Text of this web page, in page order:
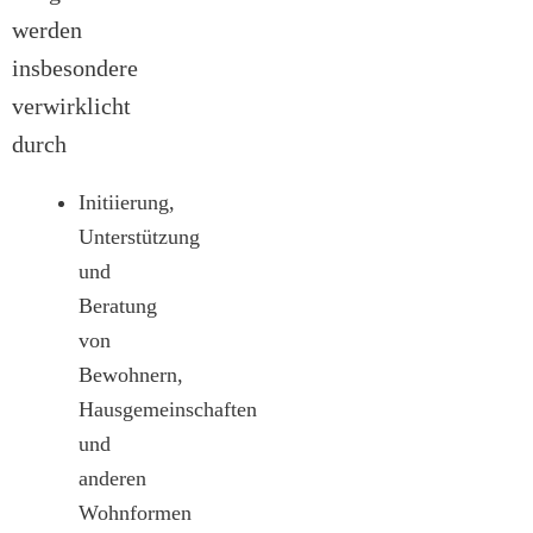
werden
insbesondere
verwirklicht
durch
Initiierung,
Unterstützung
und
Beratung
von
Bewohnern,
Hausgemeinschaften
und
anderen
Wohnformen